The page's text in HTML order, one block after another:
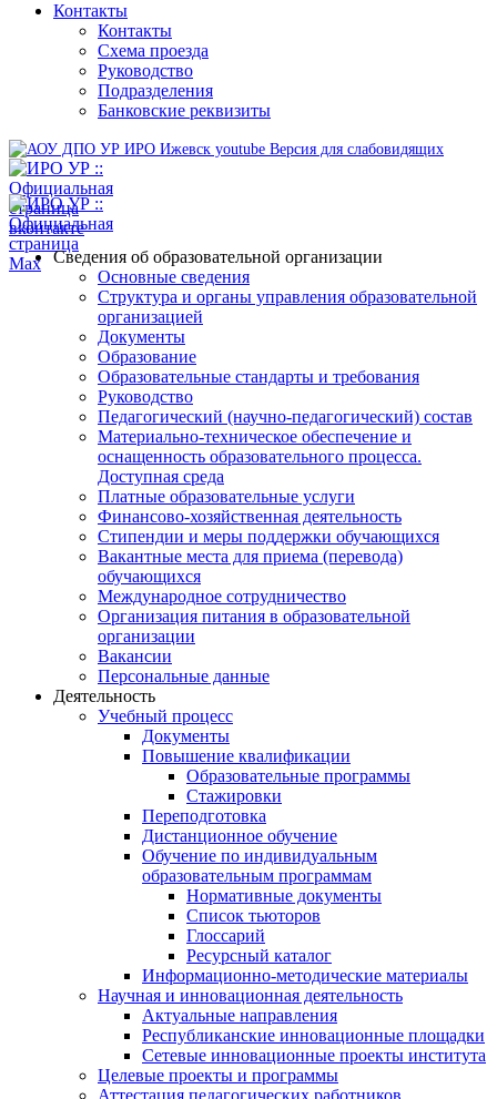
Контакты
Контакты
Схема проезда
Руководство
Подразделения
Банковские реквизиты
Версия для слабовидящих
Сведения об образовательной организации
Основные сведения
Структура и органы управления образовательной
организацией
Документы
Образование
Образовательные стандарты и требования
Руководство
Педагогический (научно-педагогический) состав
Материально-техническое обеспечение и
оснащенность образовательного процесса.
Доступная среда
Платные образовательные услуги
Финансово-хозяйственная деятельность
Стипендии и меры поддержки обучающихся
Вакантные места для приема (перевода)
обучающихся
Международное сотрудничество
Организация питания в образовательной
организации
Вакансии
Персональные данные
Деятельность
Учебный процесс
Документы
Повышение квалификации
Образовательные программы
Стажировки
Переподготовка
Дистанционное обучение
Обучение по индивидуальным
образовательным программам
Нормативные документы
Список тьюторов
Глоссарий
Ресурсный каталог
Информационно-методические материалы
Научная и инновационная деятельность
Актуальные направления
Республиканские инновационные площадки
Сетевые инновационные проекты института
Целевые проекты и программы
Аттестация педагогических работников